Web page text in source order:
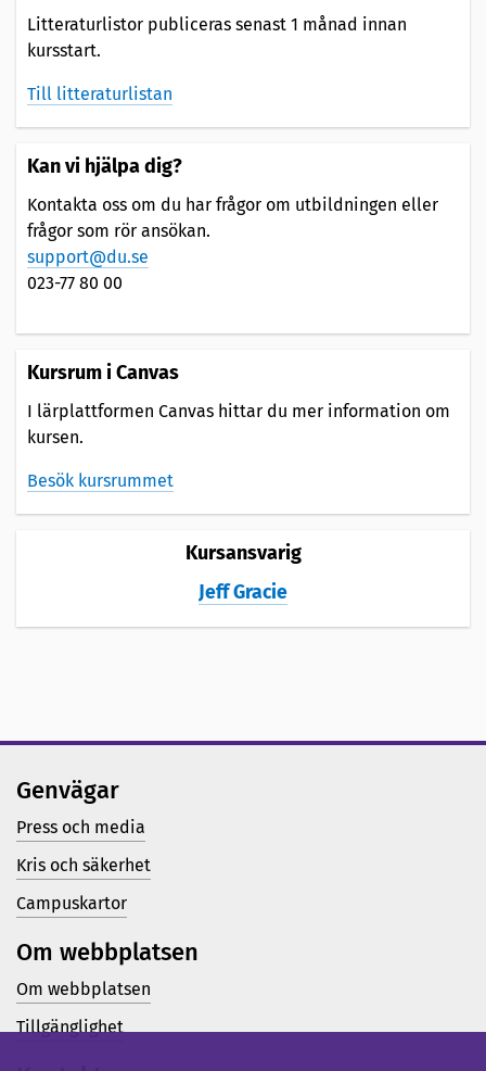
Litteraturlistor publiceras senast 1 månad innan
kursstart.
Till litteraturlistan
Kan vi hjälpa dig?
Kontakta oss om du har frågor om utbildningen eller
frågor som rör ansökan.
support@du.se
023-77 80 00
Kursrum i Canvas
I lärplattformen Canvas hittar du mer information om
kursen.
Besök kursrummet
Kursansvarig
Jeff Gracie
Genvägar
Press och media
Kris och säkerhet
Campuskartor
Om webbplatsen
Om webbplatsen
Tillgänglighet